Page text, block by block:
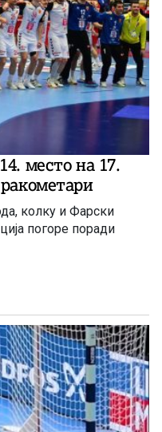
место на 17.
колку и Фарски
погоре поради